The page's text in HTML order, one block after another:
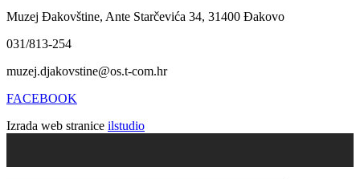
Muzej Đakovštine, Ante Starčevića 34, 31400 Đakovo
031/813-254
muzej.djakovstine@os.t-com.hr
FACEBOOK
Izrada web stranice ilstudio